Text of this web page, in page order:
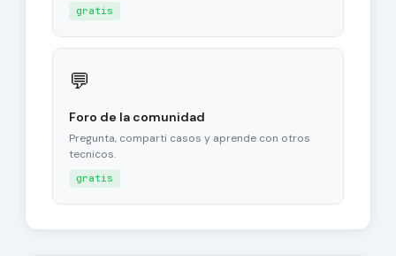
gratis
💬
Foro de la comunidad
Pregunta, comparti casos y aprende con otros
tecnicos.
gratis